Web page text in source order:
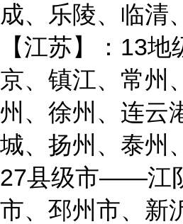
成、乐陵、临清
【江苏】：13
京、镇江、常州
州、徐州、连云
城、扬州、泰州
27县级市——江
市、邳州市、新